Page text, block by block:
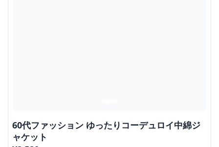
60代ファッション ゆったりコーデュロイ中綿ジ
ャケット